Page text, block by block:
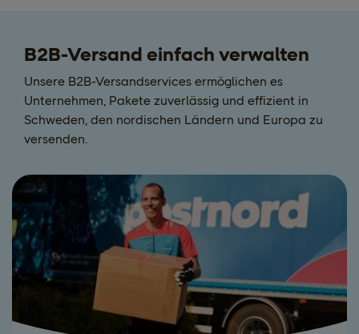
B2B-Versand einfach verwalten
Unsere B2B-Versandservices ermöglichen es
Unternehmen, Pakete zuverlässig und effizient in
Schweden, den nordischen Ländern und Europa zu
versenden.